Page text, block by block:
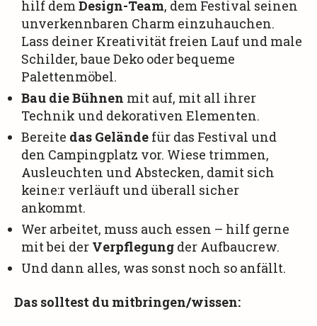
hilf demDesign-Team, dem Festival seinen
unverkennbaren Charm einzuhauchen.
Lass deiner Kreativität freien Lauf und male
Schilder, baue Deko oder bequeme
Palettenmöbel.
Bau die Bühnen mit auf, mit all ihrer
Technik und dekorativen Elementen.
Bereite das Gelände für das Festival und
den Campingplatz vor. Wiese trimmen,
Ausleuchten und Abstecken, damit sich
keine:r verläuft und überall sicher
ankommt.
Wer arbeitet, muss auch essen – hilf gerne
mit bei der Verpflegung der Aufbaucrew.
Und dann alles, was sonst noch so anfällt.
Das solltest du mitbringen/wissen: